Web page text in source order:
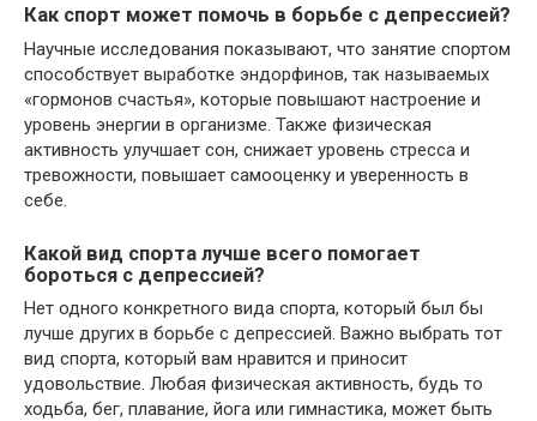
Как спорт может помочь в борьбе с депрессией?
Научные исследования показывают, что занятие спортом
способствует выработке эндорфинов, так называемых
«гормонов счастья», которые повышают настроение и
уровень энергии в организме. Также физическая
активность улучшает сон, снижает уровень стресса и
тревожности, повышает самооценку и уверенность в
себе.
Какой вид спорта лучше всего помогает
бороться с депрессией?
Нет одного конкретного вида спорта, который был бы
лучше других в борьбе с депрессией. Важно выбрать тот
вид спорта, который вам нравится и приносит
удовольствие. Любая физическая активность, будь то
ходьба, бег, плавание, йога или гимнастика, может быть